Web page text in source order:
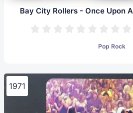
Bay City Rollers - Once Upon
Pop Rock
1971